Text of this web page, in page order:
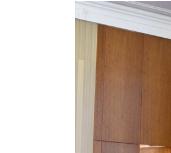
Эрэн Сурвалжилга